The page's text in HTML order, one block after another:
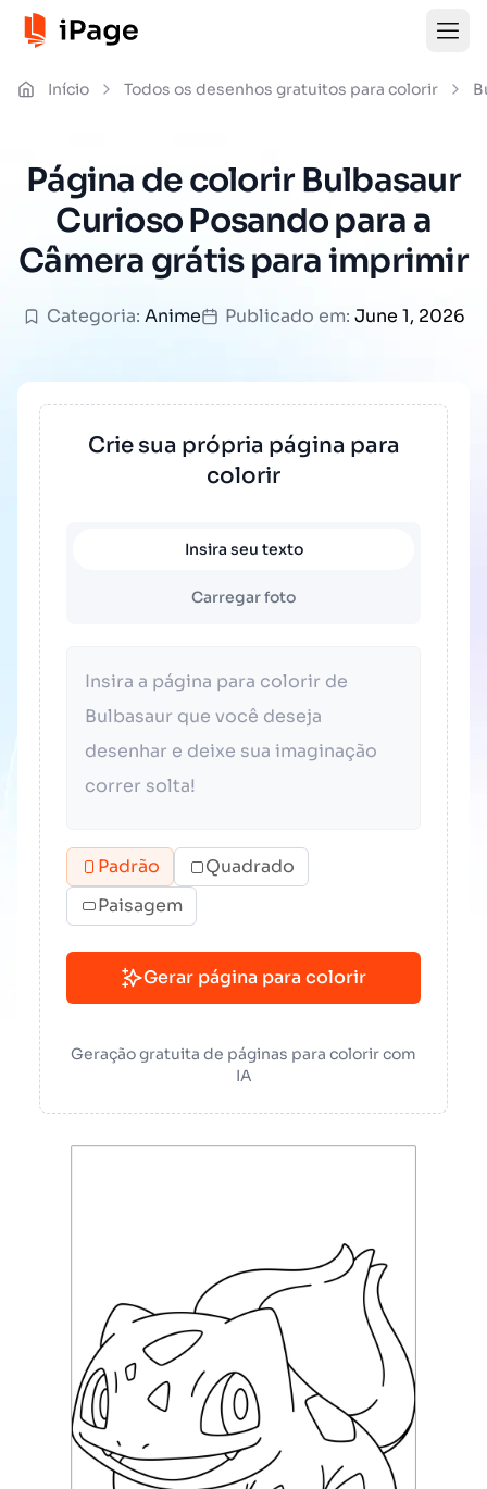
Início Todos os desenhos gratuitos para colorir
Página de colorir Bulbasaur
Curioso Posando para a
Câmera grátis para imprimir
Categoria: Anime Publicado em: June 1, 2026
Crie sua própria página para
colorir
Insira seu texto
Carregar foto
Padrão
Quadrado
Paisagem
Gerar página para colorir
Geração gratuita de páginas para colorir com
IA